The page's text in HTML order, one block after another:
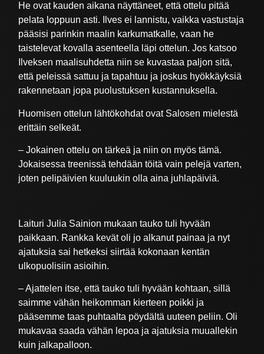
He ovat kauden aikana näyttäneet, että ottelu pitää
pelata loppuun asti. Ilves ei lannistu, vaikka vastustaja
pääsisi parinkin maalin karkumatkalle, vaan he
taistelevat kovalla asenteella läpi ottelun. Jos katsoo
Ilveksen maalisuhdetta niin se kuvastaa paljon sitä,
että peleissä sattuu ja tapahtuu ja joskus hyökkäyksiä
rakennetaan jopa puolustuksen kustannuksella.
Huomisen ottelun lähtökohdat ovat Salosen mielestä
erittäin selkeät.
– Jokainen ottelu on tärkeä ja niin on myös tämä.
Jokaisessa treenissä tehdään töitä vain pelejä varten,
joten pelipäivien kuuluukin olla aina juhlapäiviä.
Laituri Julia Sainion mukaan tauko tuli hyvään
paikkaan. Rankka kevät oli jo alkanut painaa ja nyt
ajatuksia sai hetkeksi siirtää kokonaan kentän
ulkopuolisiin asioihin.
– Ajattelen itse, että tauko tuli hyvään kohtaan, sillä
saimme vähän heikomman kierteen poikki ja
pääsemme taas puhtaalta pöydältä uuteen peliin. Oli
mukavaa saada vähän lepoa ja ajatuksia muuallekin
kuin jalkapalloon.